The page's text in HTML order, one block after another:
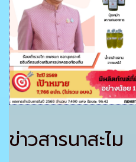
ข่าวสารนาสะไม